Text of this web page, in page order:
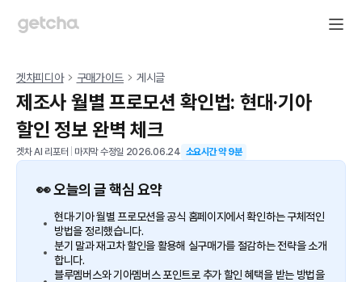
겟차피디아 구매가이드 게시글
제조사 월별 프로모션 확인법: 현대·기아
할인 정보 완벽 체크
겟차 AI 리포터 마지막 수정일 2026.06.24 소요시간 약9분
👀 오늘의 글 핵심 요약
현대·기아 월별 프로모션을 공식 홈페이지에서 확인하는 구체적인
방법을 정리했습니다.
분기 말과 재고차 할인을 활용해 실구매가를 절감하는 전략을 소개
합니다.
블루멤버스와 기아멤버스 포인트로 추가 할인 혜택을 받는 방법을